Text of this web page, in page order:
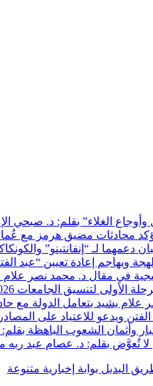
الغلاء” بقلم: د. صبحي
محادثات مضيق هرمز مع
دعمهما لـ “إنفانتينو”
ويهاجم إعادة تعيين “عبد
في مقال د. محمد نصر
الأدنى للشعبتين العلمية والأدبية ومؤشرات قبول الكليات لعام 2025
يشيد بتعامل الدولة مع
ويدعو للاعتياد على
وأثمان الشعوب الباهظة
تُعوَّض بقلم: د. عصام عبد ربه
البديل بوابة إخبارية متنوعة